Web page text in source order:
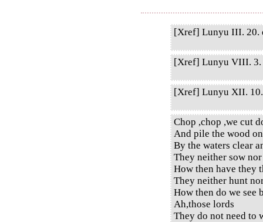
[Xref] Lunyu III. 20.
[Xref] Lunyu VIII. 3.
[Xref] Lunyu XII.
Chop ,chop ,we cut
And pile the wood
By the waters clear
They neither sow
How then have they
They neither hunt
How then do we see
Ah,those lords
They do not need